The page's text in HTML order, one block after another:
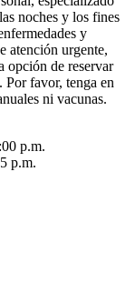
noches y los fines
y
atención urgente,
opción de reservar
Por favor, tenga en
ni vacunas.
p.m.
p.m.